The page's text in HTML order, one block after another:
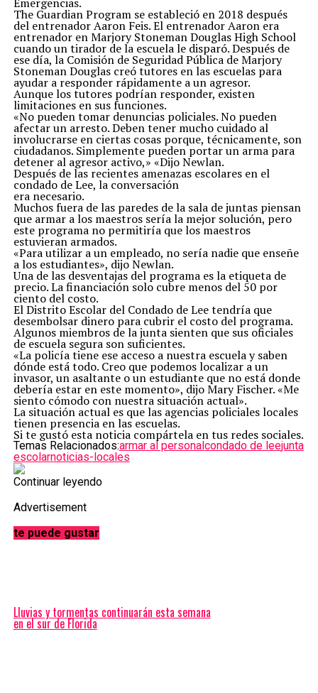
The Guardian Program se estableció en 2018 después
del entrenador Aaron Feis. El entrenador Aaron era
entrenador en Marjory Stoneman Douglas High School
cuando un tirador de la escuela le disparó. Después de
ese día, la Comisión de Seguridad Pública de Marjory
Stoneman Douglas creó tutores en las escuelas para
ayudar a responder rápidamente a un agresor.
Aunque los tutores podrían responder, existen
limitaciones en sus funciones.
«No pueden tomar denuncias policiales. No pueden
afectar un arresto. Deben tener mucho cuidado al
involucrarse en ciertas cosas porque, técnicamente, son
ciudadanos. Simplemente pueden portar un arma para
detener al agresor activo,» «Dijo Newlan.
Después de las recientes amenazas escolares en el
condado de Lee, la conversación
era necesario.
Muchos fuera de las paredes de la sala de juntas piensan
que armar a los maestros sería la mejor solución, pero
este programa no permitiría que los maestros
estuvieran armados.
«Para utilizar a un empleado, no sería nadie que enseñe
a los estudiantes», dijo Newlan.
Una de las desventajas del programa es la etiqueta de
precio. La financiación solo cubre menos del 50 por
ciento del costo.
El Distrito Escolar del Condado de Lee tendría que
desembolsar dinero para cubrir el costo del programa.
Algunos miembros de la junta sienten que sus oficiales
de escuela segura son suficientes.
«La policía tiene ese acceso a nuestra escuela y saben
dónde está todo. Creo que podemos localizar a un
invasor, un asaltante o un estudiante que no está donde
debería estar en este momento», dijo Mary Fischer. «Me
siento cómodo con nuestra situación actual».
La situación actual es que las agencias policiales locales
tienen presencia en las escuelas.
Si te gustó esta noticia compártela en tus redes sociales.
Temas Relacionados:armar al personalcondado de leejunta
escolarnoticias-locales
Continuar leyendo
Advertisement
te puede gustar
Lluvias y tormentas continuarán esta semana
en el sur de Florida